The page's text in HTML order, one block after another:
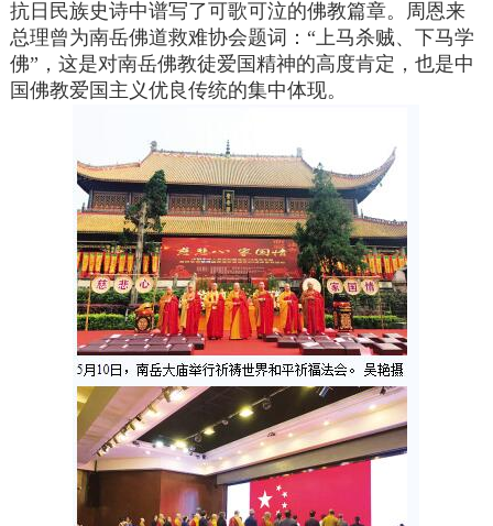
抗日民族史诗中谱写了可歌可泣的佛教篇章。周恩来
总理曾为南岳佛道救难协会题词：“上马杀贼、下马学
佛”，这是对南岳佛教徒爱国精神的高度肯定，也是中
国佛教爱国主义优良传统的集中体现。